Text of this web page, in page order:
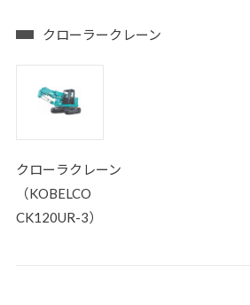
クローラークレーン
クローラクレーン
（KOBELCO
CK120UR-3）